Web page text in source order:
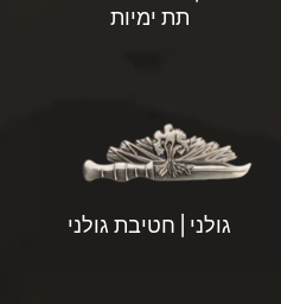
תת ימיות
גולני | חטיבת גולני